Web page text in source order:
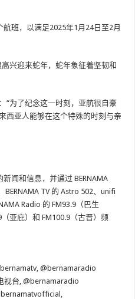
班，以满足2025年1月24日至2月
兴迎来蛇年，蛇年象征着坚韧和
“为了纪念这一时刻，亚航很自豪
西亚人能够在这个特殊的时刻与亲
闻和信息，并通过 BERNAMA
TV 的 Astro 502、unifi
Radio 的 FM93.9（巴生
亚庇）和 FM100.9（古晋）频
,@bernamaradio
视台,@bernamaradio
,